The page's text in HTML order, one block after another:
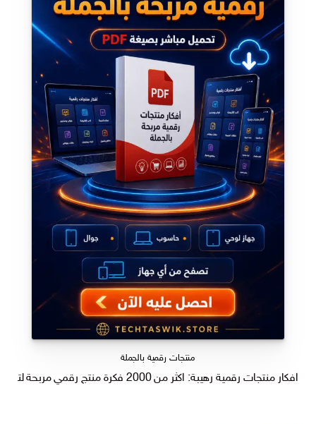
منتجات رقمية بالجملة
افكار منتجات رقمية رهيبة: اكثر من 2000 فكرة منتج رقمي مربحة لتحقيق دخل سلبي وبدء اعمالك على اتسي مع حقوق البيع